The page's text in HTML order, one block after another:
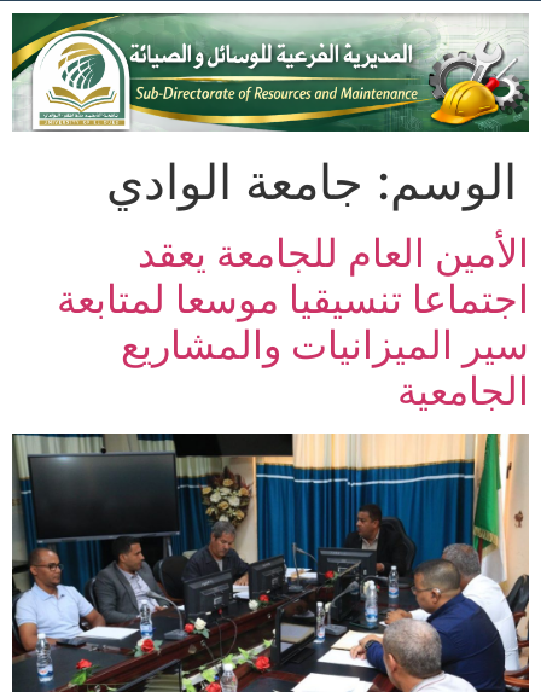
الوسم: جامعة الوادي
الأمين العام للجامعة يعقد
اجتماعا تنسيقيا موسعا لمتابعة
سير الميزانيات والمشاريع
الجامعية